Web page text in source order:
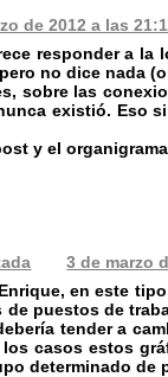
de 2012 a las
responder a la
no dice nada
sobre las
existió. Eso
y el
3 de marzo
en este
de puestos de
tender a
los casos estos
determinado de